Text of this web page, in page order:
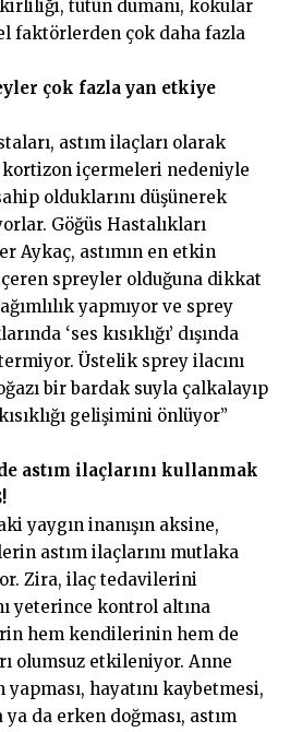
tütün dumanı, kokular
faktörlerden çok daha fazla
çok fazla yan etkiye
astım ilaçları olarak
içermeleri nedeniyle
olduklarını düşünerek
Göğüs Hastalıkları
Aykaç, astımın en etkin
spreyler olduğuna dikkat
yapmıyor ve sprey
‘ses kısıklığı’ dışında
Üstelik sprey ilacını
bir bardak suyla çalkalayıp
gelişimini önlüyor”
astım ilaçlarını kullanmak
yaygın inanışın aksine,
astım ilaçlarını mutlaka
Zira, ilaç tedavilerini
yeterince kontrol altına
hem kendilerinin hem de
olumsuz etkileniyor. Anne
hayatını kaybetmesi,
da erken doğması, astım